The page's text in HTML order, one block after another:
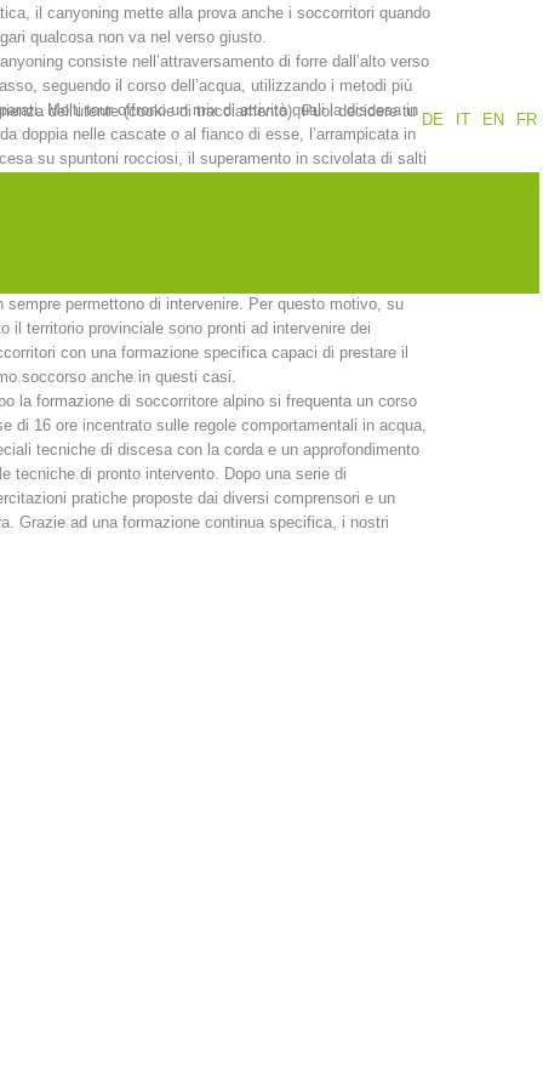
Contatti
Rapporti annuali
Formazione
il canyoning mette alla prova anche i soccorritori quando
qualcosa non va nel verso giusto.
consiste nell’attraversamento di forre dall’alto verso
seguendo il corso dell’acqua, utilizzando i metodi più
Molti tour offrono un mix di attività quali la discesa in
doppia nelle cascate o al fianco di esse, l’arrampicata in
su spuntoni rocciosi, il superamento in scivolata di salti
sempre permettono di intervenire. Per questo motivo, su
il territorio provinciale sono pronti ad intervenire dei
con una formazione specifica capaci di prestare il
soccorso anche in questi casi.
la formazione di soccorritore alpino si frequenta un corso
di 16 ore incentrato sulle regole comportamentali in acqua,
tecniche di discesa con la corda e un approfondimento
tecniche di pronto intervento. Dopo una serie di
pratiche proposte dai diversi comprensori e un
Grazie ad una formazione continua specifica, i nostri
DE
IT EN FR
dell'utente (cookie di tracciamento). Puoi decidere tu